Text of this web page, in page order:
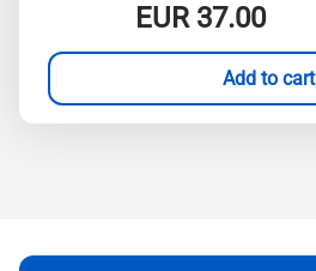
EUR37.00
Add to cart